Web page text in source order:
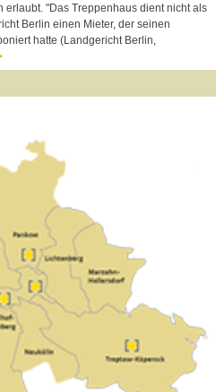
erlaubt. "Das Treppenhaus dient nicht als
Berlin einen Mieter, der seinen
hatte (Landgericht Berlin,